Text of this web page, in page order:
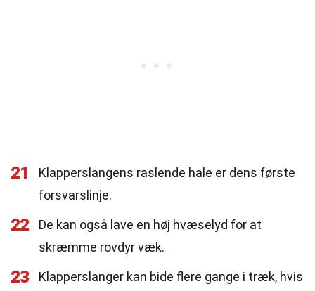
21
Klapperslangens raslende hale er dens første
forsvarslinje.
22
De kan også lave en høj hvæselyd for at
skræmme rovdyr væk.
23
Klapperslanger kan bide flere gange i træk, hvis